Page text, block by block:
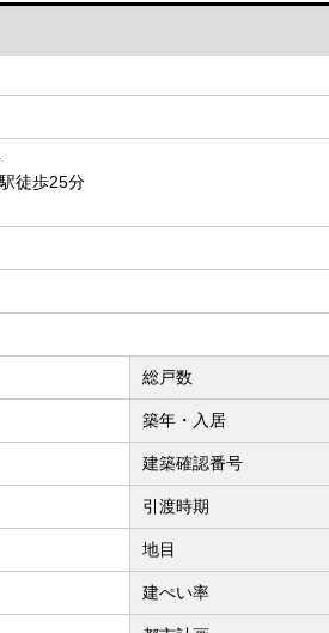
徒歩25分
総戸数
築年・入居
建築確認番号
引渡時期
地目
建ぺい率